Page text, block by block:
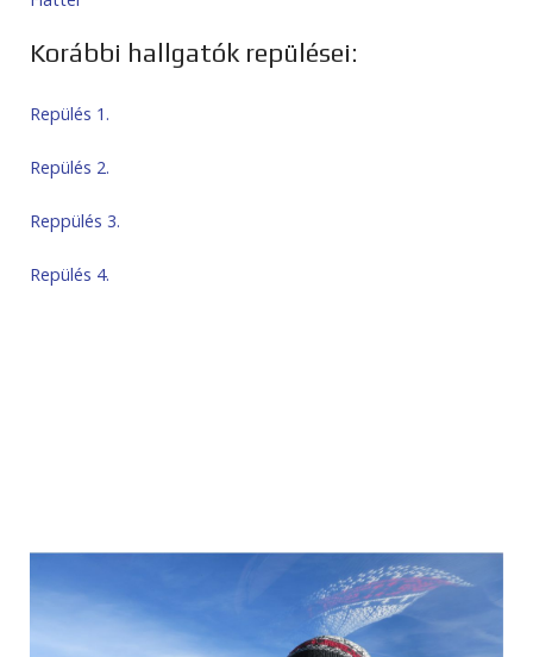
Korábbi hallgatók repülései:
Repülés 1.
Repülés 2.
Reppülés 3.
Repülés 4.